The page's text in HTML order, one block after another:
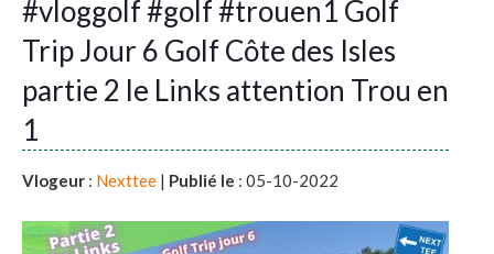
#vloggolf #golf #trouen1 Golf
Trip Jour 6 Golf Côte des Isles
partie 2 le Links attention Trou en
1
Vlogeur : Nexttee | Publié le : 05-10-2022